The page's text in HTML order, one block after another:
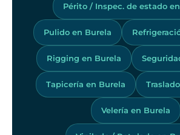
Périto / Inspec. de estado
Pulido en Burela
Rigging en Burela
Tapicería en Burela
Velería en Burela